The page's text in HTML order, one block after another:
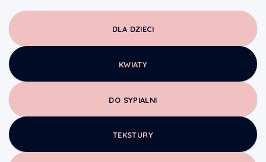
DLA DZIECI
KWIATY
DO SYPIALNI
TEKSTURY